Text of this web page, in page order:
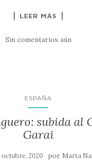
LEER MÁS
Sin comentarios aún
ESPAÑA
subida al
Garai
octubre, 2020 por Marta